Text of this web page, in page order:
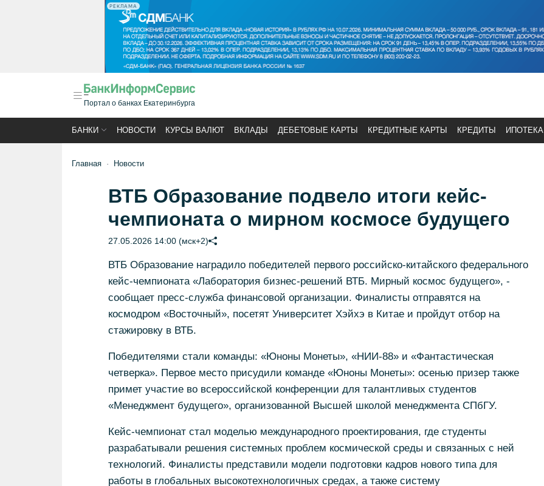
РЕКЛАМА
Портал о банках Екатеринбурга
БАНКИ НОВОСТИ КУРСЫ ВАЛЮТ ВКЛАДЫ ДЕБЕТОВЫЕ КАРТЫ КРЕДИТНЫЕ КАРТЫ КРЕДИТЫ ИПОТЕКА
Главная Новости
ВТБ Образование подвело итоги кейс-
чемпионата о мирном космосе будущего
27.05.2026 14:00 (мск+2)
ВТБ Образование наградило победителей первого российско-китайского федерального
кейс-чемпионата «Лаборатория бизнес-решений ВТБ. Мирный космос будущего», -
сообщает пресс-служба финансовой организации. Финалисты отправятся на
космодром «Восточный», посетят Университет Хэйхэ в Китае и пройдут отбор на
стажировку в ВТБ.
Победителями стали команды: «Юноны Монеты», «НИИ-88» и «Фантастическая
четверка». Первое место присудили команде «Юноны Монеты»: осенью призер также
примет участие во всероссийской конференции для талантливых студентов
«Менеджмент будущего», организованной Высшей школой менеджмента СПбГУ.
Кейс-чемпионат стал моделью международного проектирования, где студенты
разрабатывали решения системных проблем космической среды и связанных с ней
технологий. Финалисты представили модели подготовки кадров нового типа для
работы в глобальных высокотехнологичных средах, а также систему